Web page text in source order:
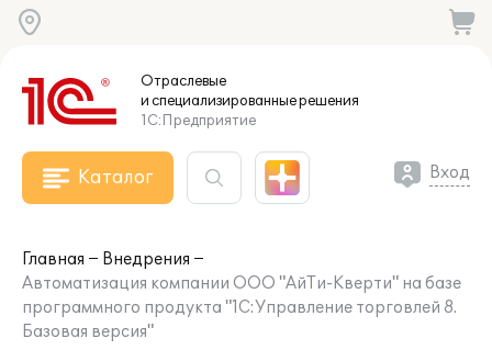
Отраслевые
и специализированныерешения
1С:Предприятие
Каталог Вход
Главная
Внедрения
Автоматизация компании ООО "АйТи-Кверти" на базе
программного продукта "1С:Управление торговлей 8.
Базовая версия"